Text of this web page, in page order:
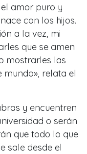
amor puro y
con los hijos.
a la vez, mi
que se amen
mostrarles las
mundo», relata el
y encuentren
o serán
que todo lo que
sale desde el